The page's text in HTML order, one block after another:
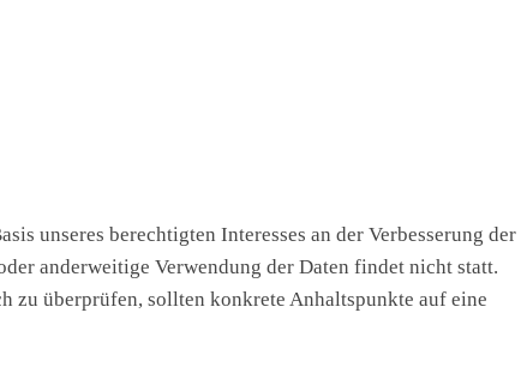
unseres berechtigten Interesses an der Verbesserung der
anderweitige Verwendung der Daten findet nicht statt.
zu überprüfen, sollten konkrete Anhaltspunkte auf eine